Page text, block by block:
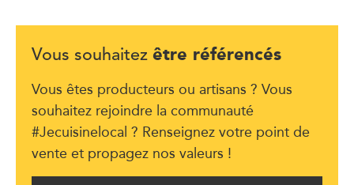
Vous souhaitez être référencés
Vous êtes producteurs ou artisans ? Vous
souhaitez rejoindre la communauté
#Jecuisinelocal ? Renseignez votre point de
vente et propagez nos valeurs !